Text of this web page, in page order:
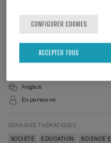
Anglais
En personne
DOMAINES THÉMATIQUES
SOCIÉTÉ EDUCATION SCIENCE
CONFIGURER COOKIES
ACCEPTER TOUS